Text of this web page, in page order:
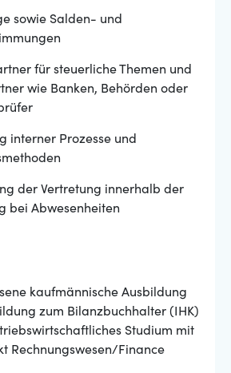
sowie Salden- und
für steuerliche Themen und
wie Banken, Behörden oder
interner Prozesse und
der Vertretung innerhalb der
bei Abwesenheiten
kaufmännische Ausbildung
zum Bilanzbuchhalter (IHK)
Studium mit
Rechnungswesen/Finance